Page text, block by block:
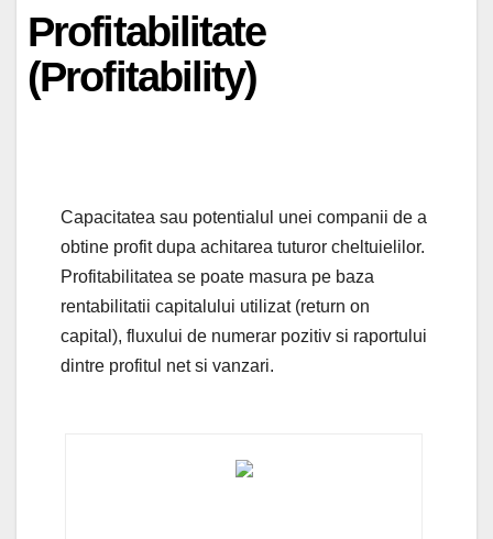
Profitabilitate
(Profitability)
Capacitatea sau potentialul unei companii de a
obtine profit dupa achitarea tuturor cheltuielilor.
Profitabilitatea se poate masura pe baza
rentabilitatii capitalului utilizat (return on
capital), fluxului de numerar pozitiv si raportului
dintre profitul net si vanzari.